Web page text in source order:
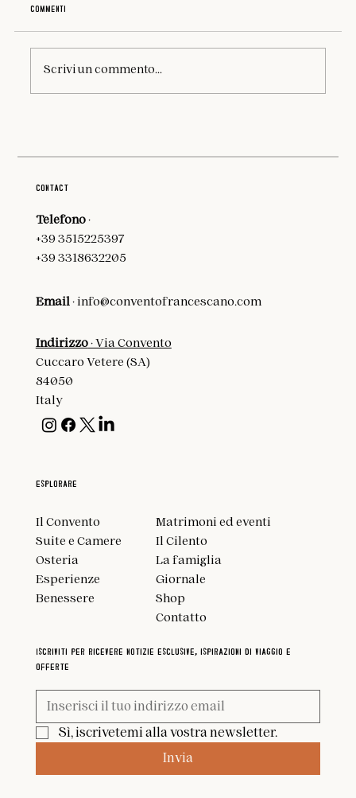
Commenti
Scrivi un commento...
Contact
Telefono·
+39 3515225397
+39 3318632205
Email · info@conventofrancescano.com
Indirizzo· Via Convento
Cuccaro Vetere (SA)
84050
Italy
Esplorare
Il Convento
Suite e Camere
Osteria
Esperienze
Benessere
Matrimoni ed eventi
Il Cilento
La famiglia
Giornale
Shop
Contatto
Iscriviti per ricevere notizie esclusive, ispirazioni di viaggio e
offerte
Sì, iscrivetemi alla vostra newsletter.
Invia